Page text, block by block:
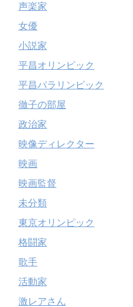
声楽家
女優
小説家
平昌オリンピック
平昌パラリンピック
徹子の部屋
政治家
映像ディレクター
映画
映画監督
未分類
東京オリンピック
格闘家
歌手
活動家
激レアさん